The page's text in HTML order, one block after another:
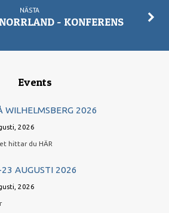
NÄSTA
- KONFERENS
Events
WILHELMSBERG 2026
2026
hittar du HÄR
AUGUSTI 2026
2026